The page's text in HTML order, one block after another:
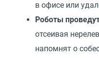
в офисе или
Роботы
отсеивая
напомнят о